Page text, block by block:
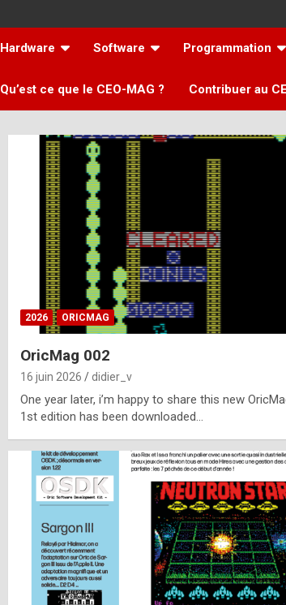
Hardware Software Programmation
Qu’est ce que le CEO-MAG ? Contribuer au
2026 ORICMAG
OricMag 002
16 juin 2026 didier_v
One year later, i’m happy to share this new
1st edition has been downloaded…